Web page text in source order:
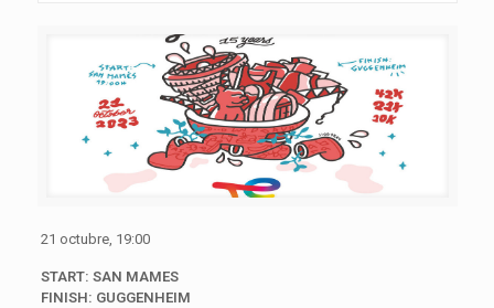
21 octubre, 19:00
START: SAN MAMES
FINISH: GUGGENHEIM